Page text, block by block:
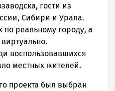
гости из
Сибири и Урала.
по реальному городу, а
воспользовавшихся
местных жителей.
проекта был выбран